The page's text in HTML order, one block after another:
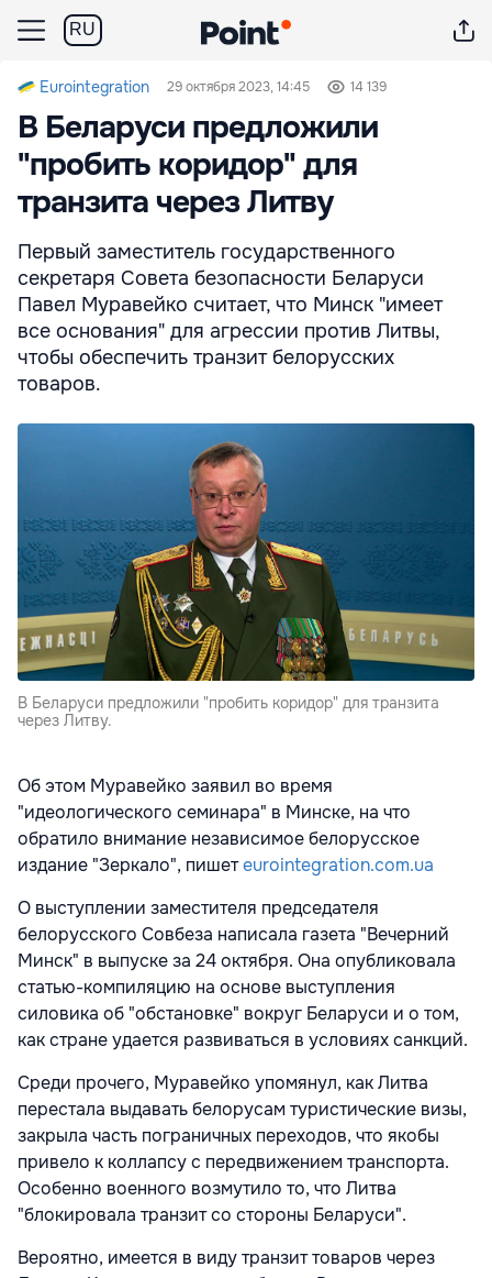
RU
Eurointegration 29 октября 2023, 14:45 14 139
В Беларуси предложили
"пробить коридор" для
транзита через Литву
Первый заместитель государственного
секретаря Совета безопасности Беларуси
Павел Муравейко считает, что Минск "имеет
все основания" для агрессии против Литвы,
чтобы обеспечить транзит белорусских
товаров.
В Беларуси предложили "пробить коридор" для транзита
через Литву.
Об этом Муравейко заявил во время
"идеологического семинара" в Минске, на что
обратило внимание независимое белорусское
издание "Зеркало", пишетeurointegration.com.ua
О выступлении заместителя председателя
белорусского Совбеза написала газета "Вечерний
Минск" в выпуске за 24 октября. Она опубликовала
статью-компиляцию на основе выступления
силовика об "обстановке" вокруг Беларуси и о том,
как стране удается развиваться в условиях санкций.
Среди прочего, Муравейко упомянул, как Литва
перестала выдавать белорусам туристические визы,
закрыла часть пограничных переходов, что якобы
привело к коллапсу с передвижением транспорта.
Особенно военного возмутило то, что Литва
"блокировала транзит со стороны Беларуси".
Вероятно, имеется в виду транзит товаров через